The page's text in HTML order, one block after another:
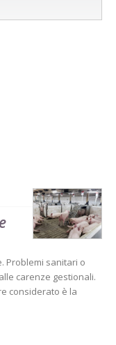
Problemi sanitari o
carenze gestionali.
considerato è la